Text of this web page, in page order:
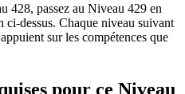
428, passez au Niveau 429 en
dessus. Chaque niveau suivant
sur les compétences que
pour ce Niveau